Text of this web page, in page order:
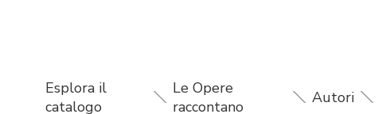
Esplora il
catalogo
Le Opere
raccontano
Autori